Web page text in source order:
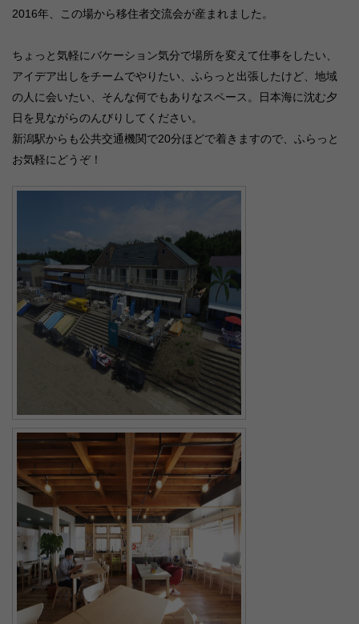
2016年、この場から移住者交流会が産まれました。
ちょっと気軽にバケーション気分で場所を変えて仕事をしたい、
アイデア出しをチームでやりたい、ふらっと出張したけど、地域
の人に会いたい、そんな何でもありなスペース。日本海に沈む夕
日を見ながらのんびりしてください。
新潟駅からも公共交通機関で20分ほどで着きますので、ふらっと
お気軽にどうぞ！